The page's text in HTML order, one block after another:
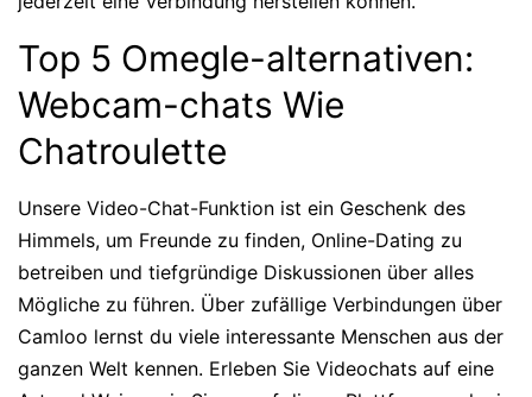
Top 5 Omegle-alternativen:
Webcam-chats Wie
Chatroulette
Unsere Video-Chat-Funktion ist ein Geschenk des
Himmels, um Freunde zu finden, Online-Dating zu
betreiben und tiefgründige Diskussionen über alles
Mögliche zu führen. Über zufällige Verbindungen über
Camloo lernst du viele interessante Menschen aus der
ganzen Welt kennen. Erleben Sie Videochats auf eine